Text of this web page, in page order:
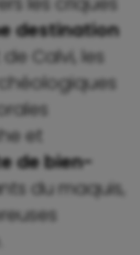
destination
Calvi, les
et
de bien-
du maquis,